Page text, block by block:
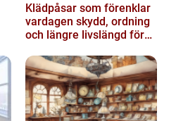
Klädpåsar som förenklar
vardagen skydd, ordning
och längre livslängd för